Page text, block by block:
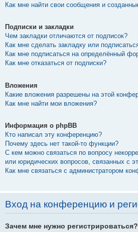
Как мне найти свои сообщения и
Подписки и закладки
Чем закладки отличаются от подписок?
Как мне сделать закладку или
Как мне подписаться на определённый
Как мне отказаться от подписки?
Вложения
Какие вложения разрешены на этой
Как мне найти мои вложения?
Информация о phpBB
Кто написал эту конференцию?
Почему здесь нет такой-то функции?
С кем можно связаться по вопросу
или юридических вопросов, связанных с
Как мне связаться с администратором
Вход на конференцию и
Зачем мне нужно регистрироваться?